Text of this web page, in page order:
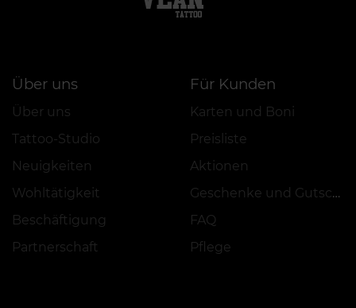
Über uns
Über uns
Tattoo-Studio
Neuigkeiten
Wohltätigkeit
Beschäftigung
Partnerschaft
Für Kunden
Karten und Boni
Preisliste
Aktionen
Geschenke und Gutscheine
FAQ
Pflege